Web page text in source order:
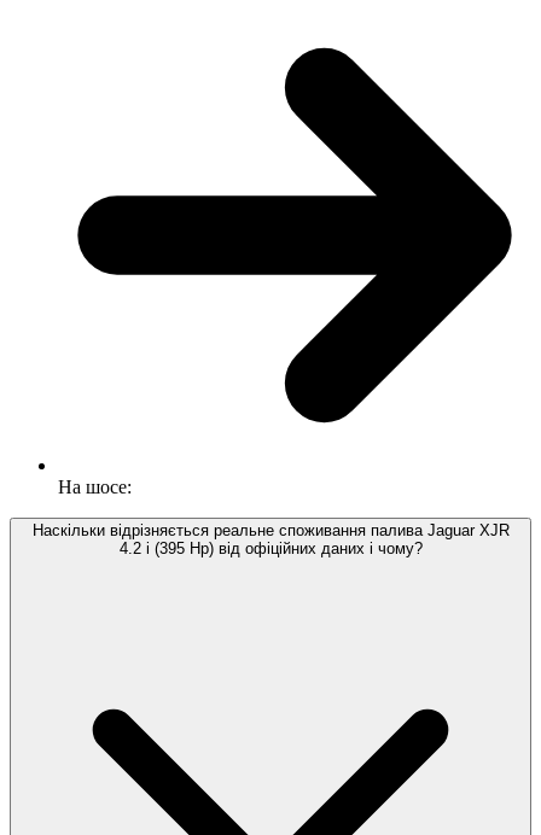
На шосе:
Наскільки відрізняється реальне споживання палива Jaguar XJR
4.2 i (395 Hp) від офіційних даних і чому?